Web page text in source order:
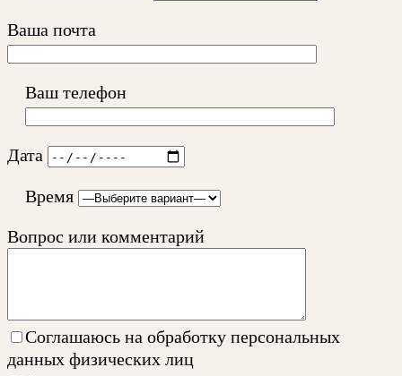
Ваша почта
Ваш телефон
Дата
Время
Вопрос или комментарий
Соглашаюсь на обработку персональных
данных физических лиц